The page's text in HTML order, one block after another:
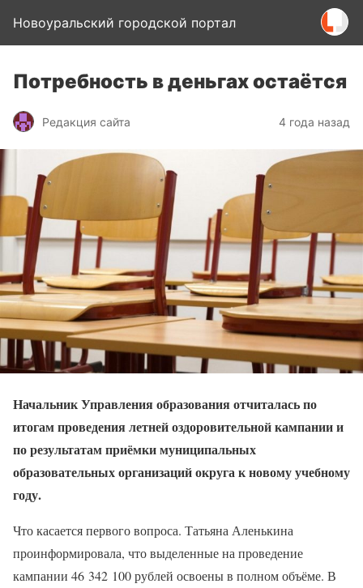
Новоуральский городской портал
Потребность в деньгах остаётся
Редакция сайта 4 года назад
Начальник Управления образования отчиталась по
итогам проведения летней оздоровительной кампании и
по результатам приёмки муниципальных
образовательных организаций округа к новому учебному
году.
Что касается первого вопроса. Татьяна Аленькина
проинформировала, что выделенные на проведение
кампании 46 342 100 рублей освоены в полном объёме. В